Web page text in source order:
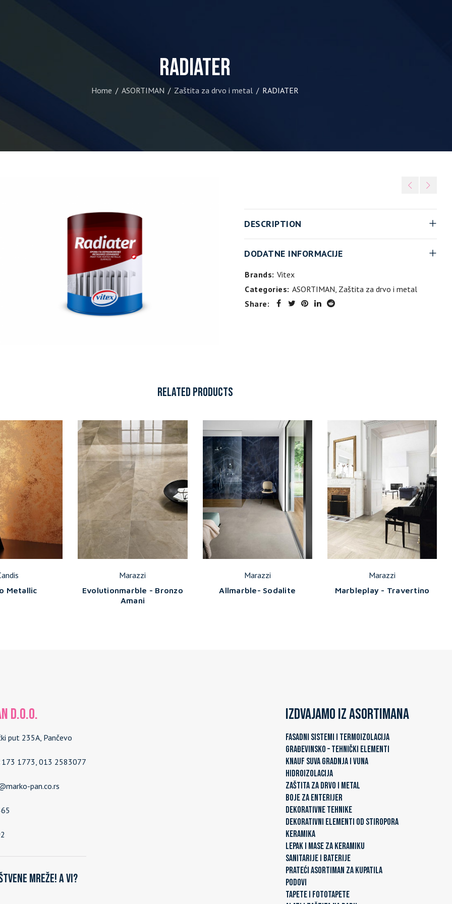
RADIATER
Home / ASORTIMAN / Zaštita za drvo i metal / RADIATER
DESCRIPTION
DODATNE INFORMACIJE
Brands: Vitex
Categories: ASORTIMAN, Zaštita za drvo i metal
Share:
RELATED PRODUCTS
Metallic
Marazzi
Evolutionmarble - Bronzo
Amani
Marazzi
Allmarble- Sodalite
Marazzi
Marbleplay - Travertino
d.o.o.
put 235A, Pančevo
173 1773, 013 2583077
pan.co.rs
mreže! A vi?
Izdvajamo iz asortimana
FASADNI SISTEMI I TERMOIZOLACIJA
GRAĐEVINSKO – TEHNIČKI ELEMENTI
KNAUF SUVA GRADNJA I VUNA
HIDROIZOLACIJA
ZAŠTITA ZA DRVO I METAL
BOJE ZA ENTERIJER
DEKORATIVNE TEHNIKE
DEKORATIVNI ELEMENTI OD STIROPORA
KERAMIKA
LEPAK I MASE ZA KERAMIKU
SANITARIJE I BATERIJE
PRATEĆI ASORTIMAN ZA KUPATILA
PODOVI
TAPETE I FOTOTAPETE